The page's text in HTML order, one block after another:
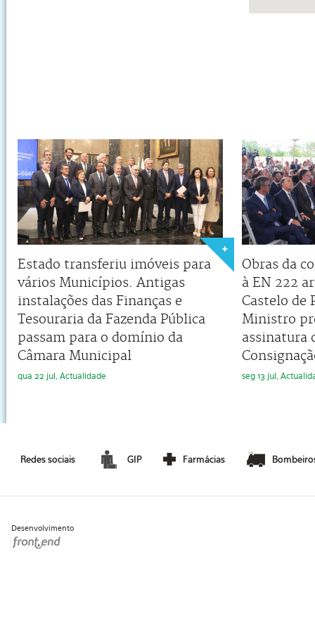
Estado transferiu imóveis para
vários Municípios. Antigas
instalações das Finanças e
Tesouraria da Fazenda Pública
passam para o domínio da
Câmara Municipal
qua 22 jul, Actualidade
Obras da
à EN 222
Castelo de
Ministro
assinatura
seg 13 jul,
Redes sociais GIP Farmácias
Desenvolvimento